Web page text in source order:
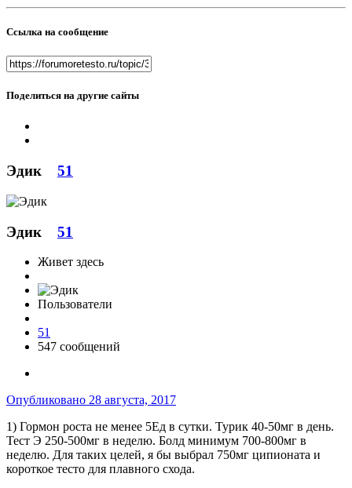
Ссылка на сообщение
Поделиться на другие сайты
Эдик 51
Эдик 51
Живет здесь
Пользователи
51
547 сообщений
Опубликовано 28 августа, 2017
1) Гормон роста не менее 5Ед в сутки. Турик 40-50мг в день.
Тест Э 250-500мг в неделю. Болд минимум 700-800мг в
неделю. Для таких целей, я бы выбрал 750мг ципионата и
короткое тесто для плавного схода.